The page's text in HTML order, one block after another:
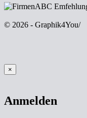
© 2026 - Graphik4You/
×
Anmelden